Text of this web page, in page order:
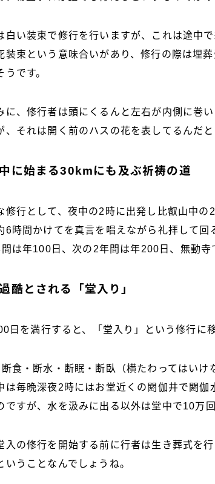
白い装束で修行を行いますが、これは途中
装束という意味合いがあり、修行の際は埋
うです。
に、修行者は頭にくるんと左右が内側に巻
、それは開く前のハスの花を表してるんだと
に始まる30kmにも及ぶ祈祷の道
修行として、夜中の2時に出発し比叡山中
6時間かけてを真言を唱えながら礼拝して回
は年100日、次の2年間は年200日、無動寺
酷とされる「堂入り」
日を満行すると、「堂入り」という修行に移
食・断水・断眠・断臥（横たわってはいけ
は毎晩深夜2時にはお堂近くの閼伽井で閼伽
ですが、水を汲みに出る以外は堂中で10万
入の修行を開始する前に行者は生き葬式を
いうことなんでしょうね。